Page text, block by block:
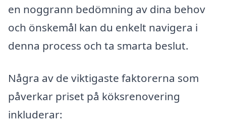
en noggrann bedömning av dina behov
och önskemål kan du enkelt navigera i
denna process och ta smarta beslut.
Några av de viktigaste faktorerna som
påverkar priset på köksrenovering
inkluderar: